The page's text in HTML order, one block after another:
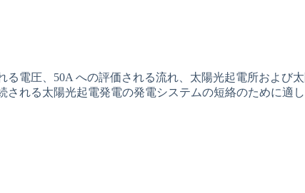
電圧、50A への評価される流れ、太陽光起電所および
れる太陽光起電発電の発電システムの短絡のために適